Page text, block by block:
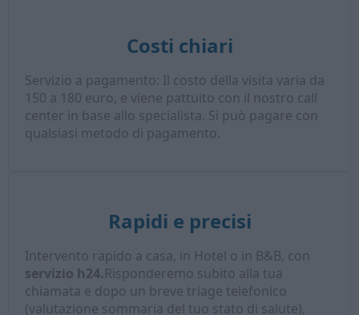
Costi chiari
Servizio a pagamento: Il costo della visita varia da
150 a 180 euro, e viene pattuito con il nostro call
center in base allo specialista. Si può pagare con
qualsiasi metodo di pagamento.
Rapidi e precisi
Intervento rapido a casa, in Hotel o in B&B, con
servizio h24.Risponderemo subito alla tua
chiamata e dopo un breve triage telefonico
(valutazione sommaria del tuo stato di salute),